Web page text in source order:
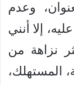
وعدم
إلا أنني
نزاهة من
المستهلك،